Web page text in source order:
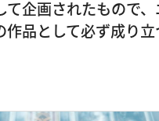
て企画されたもので
作品として必ず成り